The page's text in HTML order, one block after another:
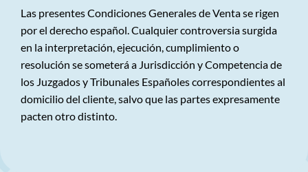
Las presentes Condiciones Generales de Venta se rigen
por el derecho español. Cualquier controversia surgida
en la interpretación, ejecución, cumplimiento o
resolución se someterá a Jurisdicción y Competencia de
los Juzgados y Tribunales Españoles correspondientes al
domicilio del cliente, salvo que las partes expresamente
pacten otro distinto.